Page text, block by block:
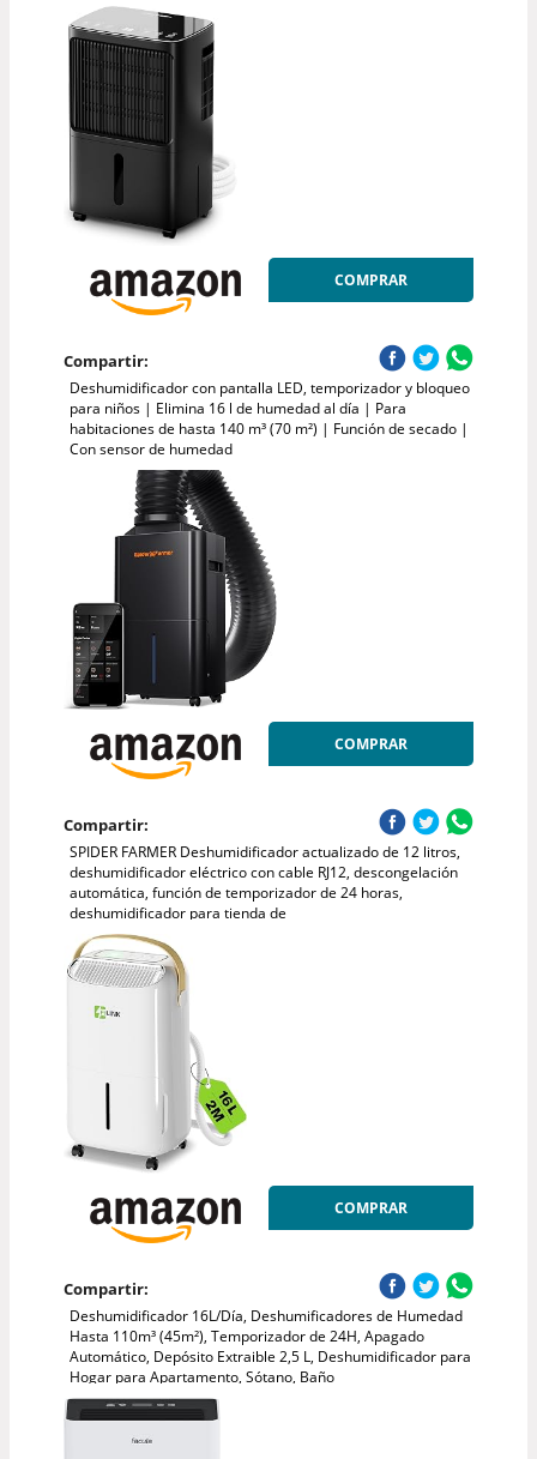
COMPRAR
Compartir:
Deshumidificador con pantalla LED, temporizador y bloqueo
para niños | Elimina 16 l de humedad al día | Para
habitaciones de hasta 140 m³ (70 m²) | Función de secado |
Con sensor de humedad
COMPRAR
Compartir:
SPIDER FARMER Deshumidificador actualizado de 12 litros,
deshumidificador eléctrico con cable RJ12, descongelación
automática, función de temporizador de 24 horas,
deshumidificador para tienda de
COMPRAR
Compartir:
Deshumidificador 16L/Día, Deshumificadores de Humedad
Hasta 110m³ (45m²), Temporizador de 24H, Apagado
Automático, Depósito Extraible 2,5 L, Deshumidificador para
Hogar para Apartamento, Sótano, Baño